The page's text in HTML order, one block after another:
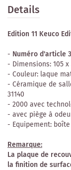
Details
Edition 11 Keuco
- Numéro d'article
- Dimensions: 105 x
- Couleur: laque
- Céramique de
31140
- 2000 avec
- avec piège à
- Equipement:
Remarque:
La plaque de
la finition de